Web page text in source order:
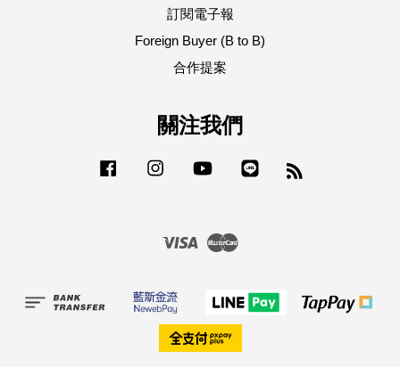
訂閱電子報
Foreign Buyer (B to B)
合作提案
關注我們
Facebook Instagram YouTube
Visa